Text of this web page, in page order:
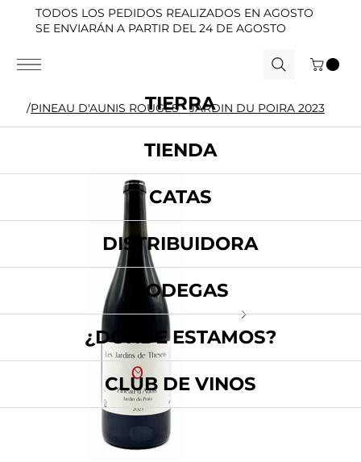
TODOS LOS PEDIDOS REALIZADOS EN AGOSTO
SE ENVIARÁN A PARTIR DEL 24 DE AGOSTO
/PINEAU D'AUNIS ROUGES - JARDIN DU POIRA 2023
TIERRA
TIENDA
CATAS
DISTRIBUIDORA
BODEGAS
¿DÓNDE ESTAMOS?
CLUB DE VINOS